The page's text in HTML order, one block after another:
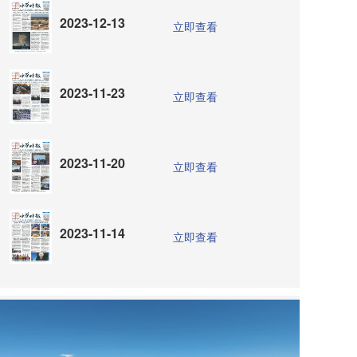
2023-12-13 立即查看
2023-11-23 立即查看
2023-11-20 立即查看
2023-11-14 立即查看